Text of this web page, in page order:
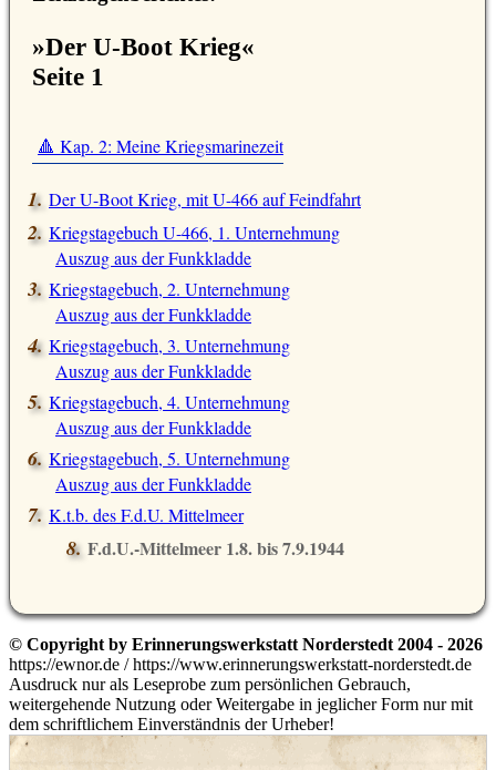
»Der U-Boot Krieg«
Seite 1
🔺 Kap. 2: Meine Kriegsmarinezeit
Der U-Boot Krieg, mit U-466 auf Feindfahrt
Kriegstagebuch U-466, 1. Unternehmung
Auszug aus der Funkkladde
Kriegstagebuch, 2. Unternehmung
Auszug aus der Funkkladde
Kriegstagebuch, 3. Unternehmung
Auszug aus der Funkkladde
Kriegstagebuch, 4. Unternehmung
Auszug aus der Funkkladde
Kriegstagebuch, 5. Unternehmung
Auszug aus der Funkkladde
K.t.b. des F.d.U. Mittelmeer
F.d.U.-Mittelmeer 1.8. bis 7.9.1944
© Copyright by Erinnerungswerkstatt Norderstedt 2004 - 2026
https://ewnor.de / https://www.erinnerungswerkstatt-norderstedt.de
Ausdruck nur als Leseprobe zum persönlichen Gebrauch,
weitergehende Nutzung oder Weitergabe in jeglicher Form nur mit
dem schriftlichem Einverständnis der Urheber!